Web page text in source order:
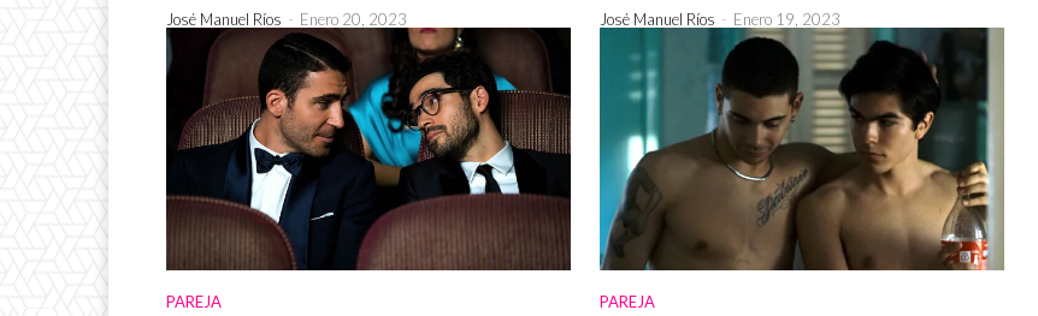
José Manuel Ríos - Enero 20, 2023 José Manuel Ríos - Enero 19, 2023
PAREJA PAREJA